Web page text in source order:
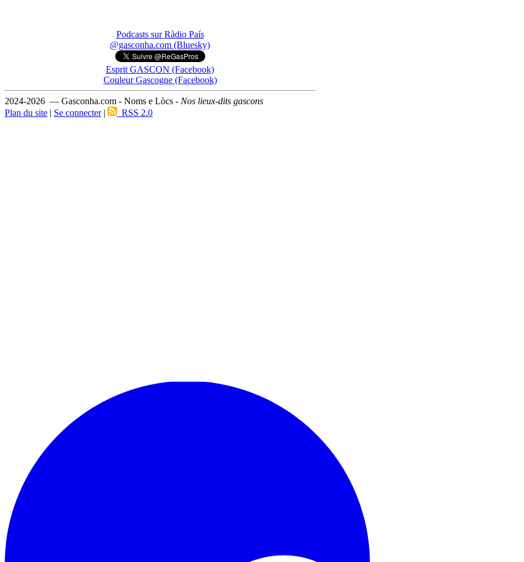
Podcasts sur Ràdio País
@gasconha.com (Bluesky)
Esprit GASCON (Facebook)
Couleur Gascogne (Facebook)
2024-2026 — Gasconha.com - Noms e Lòcs - Nos lieux-dits gascons
Plan du site | Se connecter| RSS 2.0